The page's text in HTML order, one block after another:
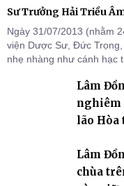
Sư Trưởng Hải Triều
Ngày 31/07/2013 (nhằm
viện Dược Sư, Đức
nhẹ nhàng như cánh hạc
Lâm
nghiêm
lão Hòa
Lâm
chùa